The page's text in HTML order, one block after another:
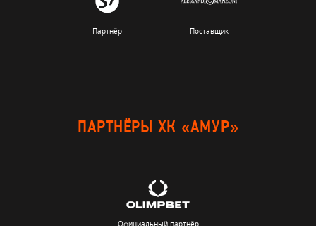
Партнёр Поставщик
ПАРТНЁРЫ ХК «АМУР»